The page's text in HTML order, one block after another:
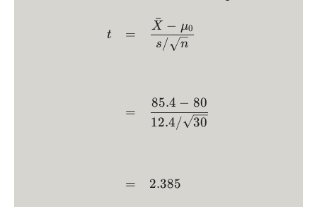
\begin{array}{ccl} t &
t =
=
=
s/ n
X
ˉ − μ0
12.4/ 30
85.4 − 80
2.385